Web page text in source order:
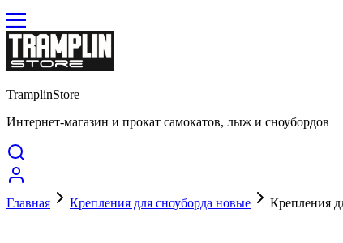
TramplinStore
Интернет-магазин и прокат самокатов, лыж и сноубордов
Главная Крепления для сноуборда новые Крепления